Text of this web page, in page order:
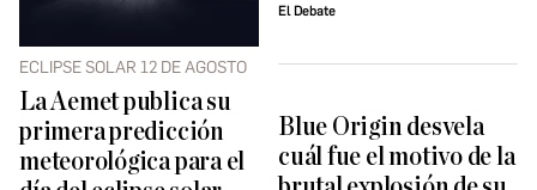
ECLIPSE SOLAR 12 DE AGOSTO
La Aemet publica su
primera predicción
meteorológica para el
El Debate
Blue Origin desvela
cuál fue el motivo de la